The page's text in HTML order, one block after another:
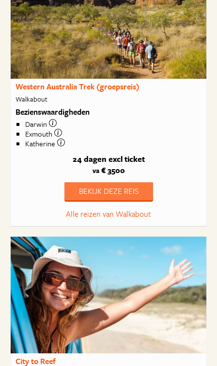
Western Australia Trek (groepsreis)
Walkabout
Bezienswaardigheden
Darwin
Exmouth
Katherine
24 dagen excl ticket
va€ 3500
BEKIJK DEZE REIS
Alle reizen van Walkabout
City to Reef